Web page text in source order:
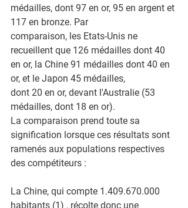
médailles, dont 97 en or, 95 en argent et
117 en bronze. Par
comparaison, les Etats-Unis ne
recueillent que 126 médailles dont 40
en or, la Chine 91 médailles dont 40 en
or, et le Japon 45 médailles,
dont 20 en or, devant l'Australie (53
médailles, dont 18 en or).
La comparaison prend toute sa
signification lorsque ces résultats sont
ramenés aux populations respectives
des compétiteurs :
La Chine, qui compte 1.409.670.000
habitants (1) , récolte donc une